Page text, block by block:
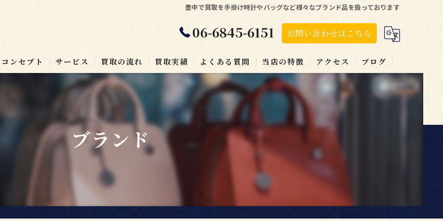
豊中で買取を手掛け時計やバッグなど様々なブランド品を扱っております
06-6845-6151 お問い合わせはこちら
コンセプト サービス 買取の流れ 買取実績 よくある質問 当店の特徴
ブランド
アクセス ブログ
ブランド